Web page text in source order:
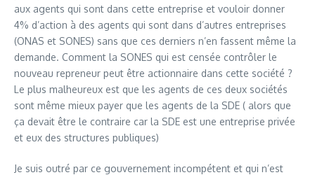
aux agents qui sont dans cette entreprise et vouloir donner
4% d’action à des agents qui sont dans d’autres entreprises
(ONAS et SONES) sans que ces derniers n’en fassent même la
demande. Comment la SONES qui est censée contrôler le
nouveau repreneur peut être actionnaire dans cette société ?
Le plus malheureux est que les agents de ces deux sociétés
sont même mieux payer que les agents de la SDE ( alors que
ça devait être le contraire car la SDE est une entreprise privée
et eux des structures publiques)
Je suis outré par ce gouvernement incompétent et qui n’est